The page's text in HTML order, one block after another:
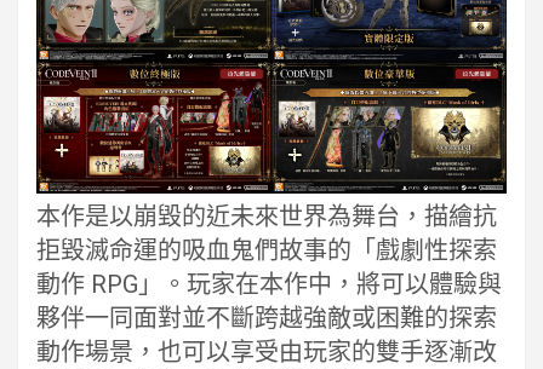
本作是以崩毀的近未來世界為舞台，描繪抗
拒毀滅命運的吸血鬼們故事的「戲劇性探索
動作 RPG」。玩家在本作中，將可以體驗與
夥伴一同面對並不斷跨越強敵或困難的探索
動作場景，也可以享受由玩家的雙手逐漸改